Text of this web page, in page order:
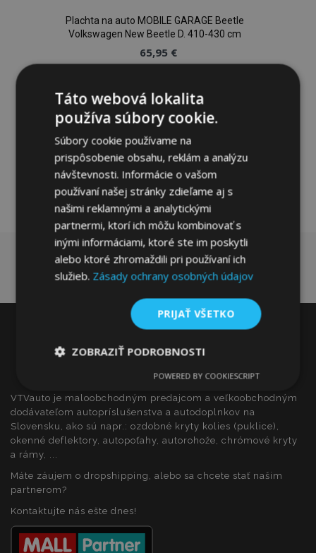
Plachta na auto MOBILE GARAGE Beetle
Volkswagen New Beetle D. 410-430 cm
65,95 €
Pridať Do Košíka
Pridať
zoznamu
prianí
VTVauto je maloobchodným predajcom a veľkoobchodným
dodávateľom autopríslušenstva a autodoplnkov na
Slovensku, ako sú napr.: ozdobné kryty kolies (puklice),
okenné deflektory, autopoťahy, autorohože, chrómové kryty
a rámy, ...
Máte záujem o dropshipping, alebo sa chcete stať našim
partnerom?
Kontaktujte nás ešte dnes!
Táto webová lokalita
používa súbory cookie.
Súbory cookie používame na
prispôsobenie obsahu, reklám a analýzu
návštevnosti. Informácie o vašom
používaní našej stránky zdieľame aj s
našimi reklamnými a analytickými
partnermi, ktorí ich môžu kombinovať s
inými informáciami, ktoré ste im poskytli
alebo ktoré zhromaždili pri používaní ich
služieb. Zásady ochrany osobných údajov
PRIJAŤ VŠETKO
ZOBRAZIŤ PODROBNOSTI
potrebné
Výkonnosť Cielenie
Funkcie
Nevyhnutne potrebné
POWERED BY COOKIESCRIPT